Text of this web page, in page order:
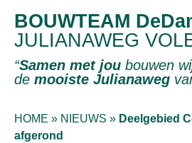
BOUWTEAM
JULIANAWEG
“Samen met jou bouwen
de mooiste Julianaweg
HOME » NIEUWS » Deelgebied
afgerond